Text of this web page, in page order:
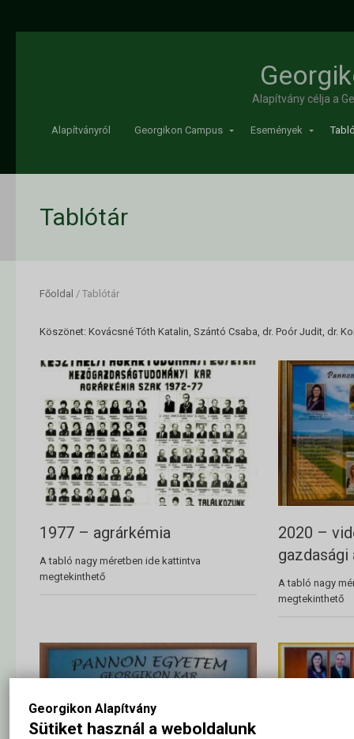
Georgikon Alapítvány
Sütiket használ a weboldalunk
Alapítvány célja a
Alapítványról Georgikon Campus Események
Tablótár
Főoldal / Tablótár
Köszönet: Kovácsné Tóth Katalin, Szántó Csaba, dr. Poór Judit, dr.
1977 – agrárkémia
A tabló nagy méretben ide kattintva
megtekinthető
2020 –
A tabló nagy
megtekinthető